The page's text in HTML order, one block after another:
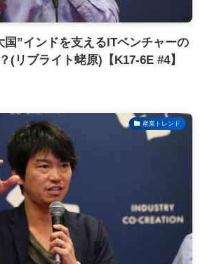
国”インドを支えるITベンチャーの
(リブライト蛯原)【K17-6E #4】
産業トレンド